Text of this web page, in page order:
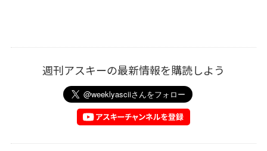
週刊アスキーの最新情報を購読しよう